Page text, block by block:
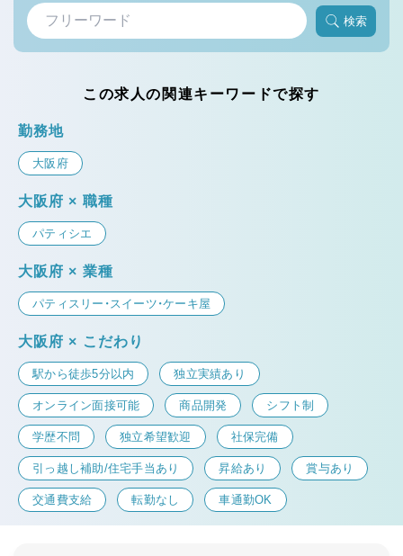
検索
この求人の関連キーワードで探す
勤務地
大阪府
大阪府 × 職種
パティシエ
大阪府 × 業種
パティスリー・スイーツ・ケーキ屋
大阪府 × こだわり
駅から徒歩5分以内 独立実績あり
オンライン面接可能 商品開発 シフト制
学歴不問 独立希望歓迎 社保完備
引っ越し補助/住宅手当あり 昇給あり 賞与あり
交通費支給 転勤なし 車通勤OK